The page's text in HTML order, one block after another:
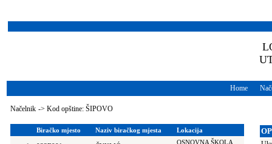
Home
Načelnik -> Kod opštine: ŠIPOVO
Biračko mjesto Naziv biračkog mjesta Lokacija
OSNOVNA ŠKOLA